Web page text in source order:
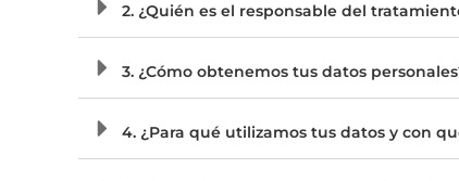
CA
2. ¿Quién es el responsable del
3. ¿Cómo obtenemos tus datos
4. ¿Para qué utilizamos tus datos y con